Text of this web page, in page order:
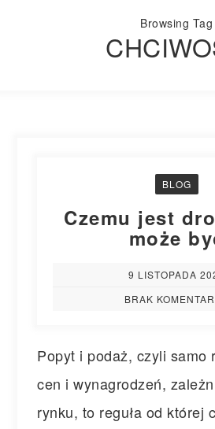
Browsing Tag
BLOG
Czemu jest
może
9 LISTOPADA
BRAK
Popyt i podaż, czyli samo
cen i wynagrodzeń,
rynku, to reguła od której